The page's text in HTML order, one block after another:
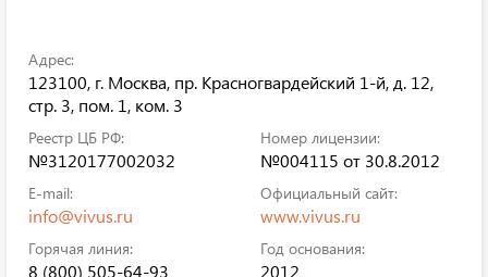
Адрес:
123100, г. Москва, пр. Красногвардейский 1-й, д. 12,
стр. 3, пом. 1, ком. 3
Реестр ЦБ РФ:
№3120177002032
Номер лицензии:
№004115 от 30.8.2012
E-mail:
info@vivus.ru
Официальный сайт:
www.vivus.ru
Горячая линия:
8 (800) 505-64-93
Год основания:
2012